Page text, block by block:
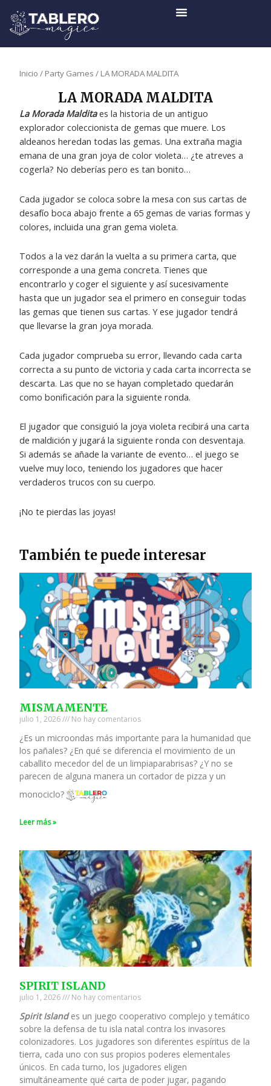
contenido
Inicio / Party Games / LA MORADA MALDITA
LA MORADA MALDITA
La Morada Malditaes la historia de un antiguo
explorador coleccionista de gemas que muere. Los
aldeanos heredan todas las gemas. Una extraña magia
emana de una gran joya de color violeta… ¿te atreves a
cogerla? No deberías pero es tan bonito…
Cada jugador se coloca sobre la mesa con sus cartas de
desafío boca abajo frente a 65 gemas de varias formas y
colores, incluida una gran gema violeta.
Todos a la vez darán la vuelta a su primera carta, que
corresponde a una gema concreta. Tienes que
encontrarlo y coger el siguiente y así sucesivamente
hasta que un jugador sea el primero en conseguir todas
las gemas que tienen sus cartas. Y ese jugador tendrá
que llevarse la gran joya morada.
Cada jugador comprueba su error, llevando cada carta
correcta a su punto de victoria y cada carta incorrecta se
descarta. Las que no se hayan completado quedarán
como bonificación para la siguiente ronda.
El jugador que consiguió la joya violeta recibirá una carta
de maldición y jugará la siguiente ronda con desventaja.
Si además se añade la variante de evento… el juego se
vuelve muy loco, teniendo los jugadores que hacer
verdaderos trucos con su cuerpo.
¡No te pierdas las joyas!
También te puede interesar
MISMAMENTE
julio 1, 2026 No hay comentarios
¿Es un microondas más importante para la humanidad que
los pañales? ¿En qué se diferencia el movimiento de un
caballito mecedor del de un limpiaparabrisas? ¿Y no se
parecen de alguna manera un cortador de pizza y un
monociclo?
Leer más »
SPIRIT ISLAND
julio 1, 2026 No hay comentarios
Spirit Islandes un juego cooperativo complejo y temático
sobre la defensa de tu isla natal contra los invasores
colonizadores. Los jugadores son diferentes espíritus de la
tierra, cada uno con sus propios poderes elementales
únicos. En cada turno, los jugadores eligen
simultáneamente qué carta de poder jugar, pagando